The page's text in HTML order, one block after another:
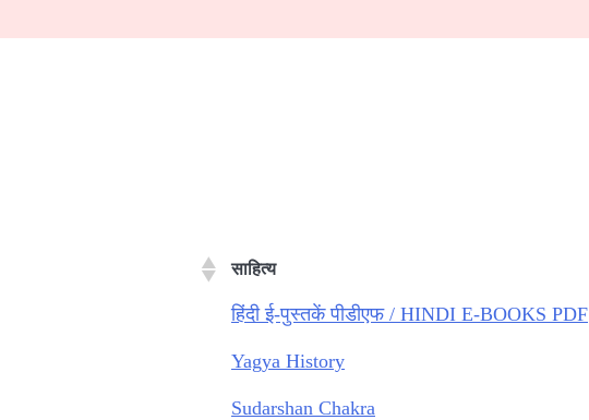
साहित्य
हिंदी ई-पुस्तकें पीडीएफ / HINDI E-BOOKS PDF
Yagya History
Sudarshan Chakra